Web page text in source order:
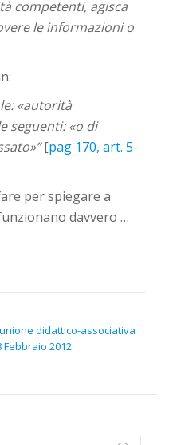
competenti, agisca
le informazioni o
«autorità
seguenti: «o di
[pag 170, art. 5-
per spiegare a
davvero …
didattico-associativa
Febbraio 2012